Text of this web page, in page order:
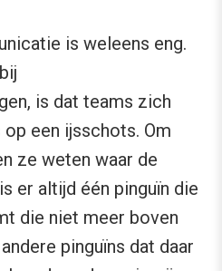
is weleens eng.
is dat teams zich
een ijsschots. Om
ze weten waar de
er altijd één pinguïn die
die niet meer boven
pinguïns dat daar